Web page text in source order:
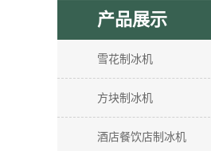
产品展示
雪花制冰机
方块制冰机
酒店餐饮店制冰机